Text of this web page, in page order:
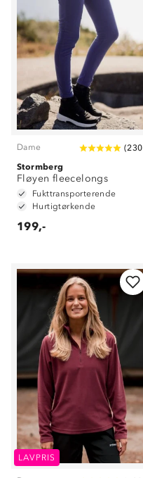
Dame (230
Stormberg
Fløyen fleecelongs
Fukttransporterende
Hurtigtørkende
199,-
LAVPRIS